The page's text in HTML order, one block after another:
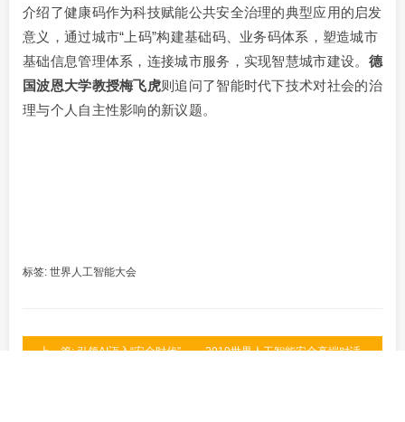
介绍了健康码作为科技赋能公共安全治理的典型应用的启发
意义，通过城市“上码”构建基础码、业务码体系，塑造城市
基础信息管理体系，连接城市服务，实现智慧城市建设。 德
国波恩大学教授梅飞虎则追问了智能时代下技术对社会的治
理与个人自主性影响的新议题。
标签: 世界人工智能大会
上一篇: 引领AI迈入“安全时代” ——2019世界人工智能安全高端对话